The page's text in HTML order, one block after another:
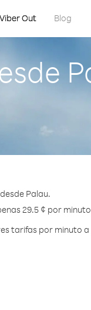
Viber Out Blog
Palau.
29.5 ¢ por
tarifas por minuto